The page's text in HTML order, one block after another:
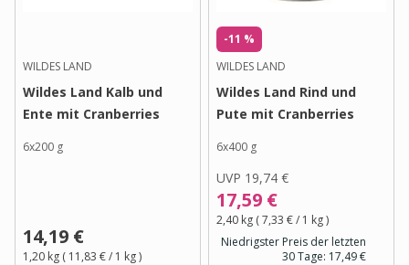
WILDES LAND
Wildes Land Kalb und
Ente mit Cranberries
6x200 g
14,19 €
1,20 kg ( 11,83 €/ 1 kg)
-11 %
WILDES LAND
Wildes Land Rind und
Pute mit Cranberries
6x400 g
UVP 19,74 €
17,59 €
2,40 kg (7,33 €/ 1 kg)
Niedrigster Preis der letzten
30 Tage: 17,49 €